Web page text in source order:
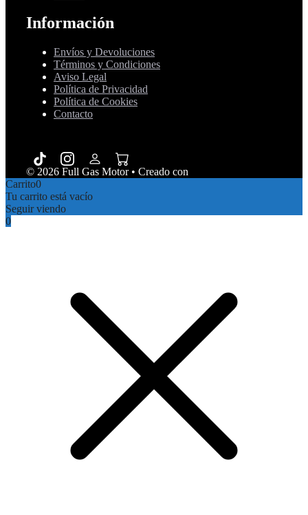
Información
Envíos y Devoluciones
Términos y Condiciones
Aviso Legal
Política de Privacidad
Política de Cookies
Contacto
© 2026 Full Gas Motor• Creado con
Carrito0
Tu carrito está vacío
Seguir viendo
0